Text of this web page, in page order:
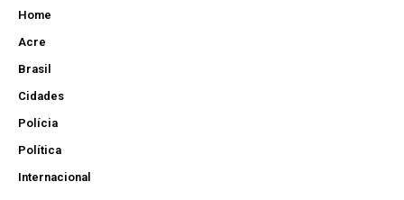
Home
Acre
Brasil
Cidades
Polícia
Política
Internacional